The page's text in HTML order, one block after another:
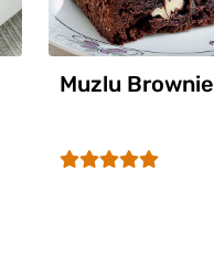
Muzlu Brownie